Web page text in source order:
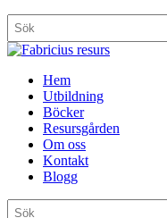
Hem
Utbildning
Böcker
Resursgården
Om oss
Kontakt
Blogg